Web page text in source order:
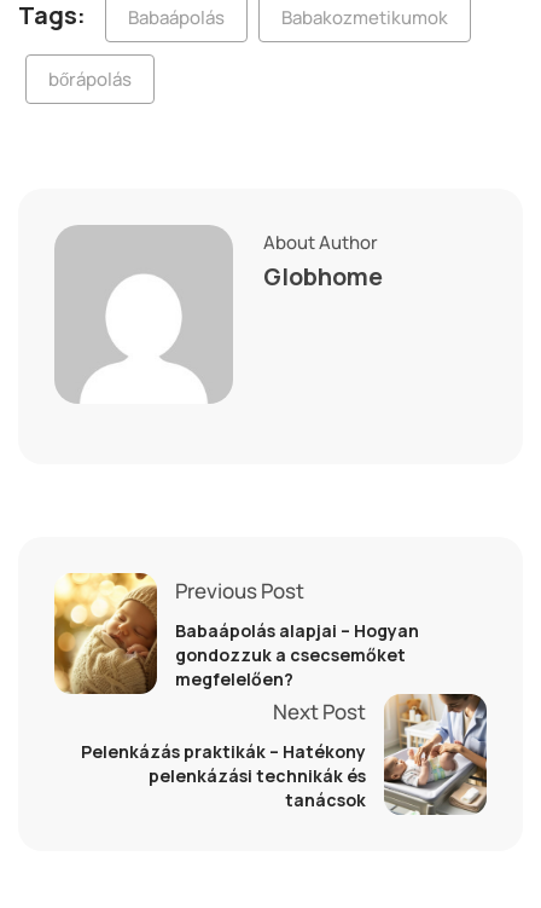
Tags: Babaápolás Babakozmetikumok
bőrápolás
About Author
Globhome
Previous Post
Babaápolás alapjai – Hogyan
gondozzuk a csecsemőket
megfelelően?
Next Post
Pelenkázás praktikák – Hatékony
pelenkázási technikák és
tanácsok